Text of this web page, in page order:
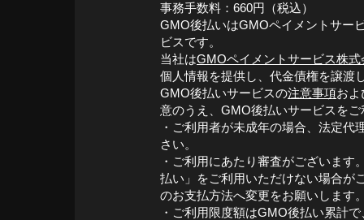
事務手数料：660円（税込）
GMO後払いはGMOペイメントサー
ビスです。
当社はGMOペイメントサービス株式
個人情報を提供し、代金債権を譲渡
GMO後払いサービスの注意事項およ
意のうえ、GMO後払いサービスを
・ご利用者が未成年の場合、法定代
さい。
・ご利用にあたり審査がございま
払い」をご利用いただけない場合が
のお支払方法へ変更をお願いします
・ご利用限度額はGMO後払い累計